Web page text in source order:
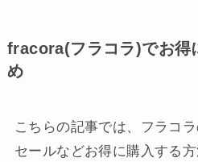
fracora(フラコラ)でお得
め
こちらの記事では、フラコ
セールなどお得に購入する方